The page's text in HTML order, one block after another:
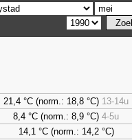
21,4 °C (norm.: 18,8 °C) 13-14u
8,4 °C (norm.: 8,9 °C) 4-5u
14,1 °C (norm.: 14,2 °C)